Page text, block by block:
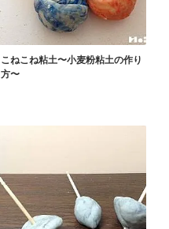
こねこね粘土〜小麦粉粘土の作り
方〜